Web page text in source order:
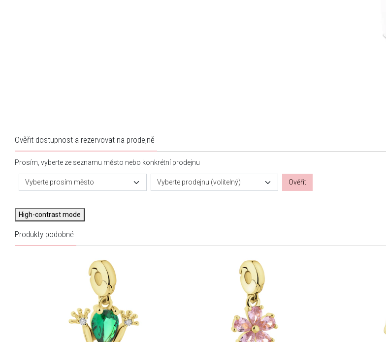
Ověřit dostupnost a rezervovat na prodejně
Prosím, vyberte ze seznamu město nebo konkrétní prodejnu
Vyberte prosím město Vyberte prodejnu (volitelný) Ověřit
High-contrast mode
Produkty podobné